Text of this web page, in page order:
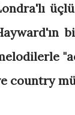
country